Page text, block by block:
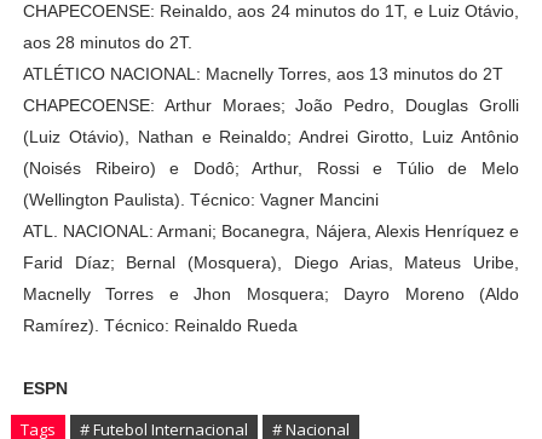
CHAPECOENSE: Reinaldo, aos 24 minutos do 1T, e Luiz Otávio,
aos 28 minutos do 2T.
ATLÉTICO NACIONAL: Macnelly Torres, aos 13 minutos do 2T
CHAPECOENSE: Arthur Moraes; João Pedro, Douglas Grolli
(Luiz Otávio), Nathan e Reinaldo; Andrei Girotto, Luiz Antônio
(Noisés Ribeiro) e Dodô; Arthur, Rossi e Túlio de Melo
(Wellington Paulista). Técnico: Vagner Mancini
ATL. NACIONAL: Armani; Bocanegra, Nájera, Alexis Henríquez e
Farid Díaz; Bernal (Mosquera), Diego Arias, Mateus Uribe,
Macnelly Torres e Jhon Mosquera; Dayro Moreno (Aldo
Ramírez). Técnico: Reinaldo Rueda
ESPN
Tags # Futebol Internacional # Nacional